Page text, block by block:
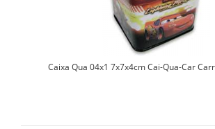
Caixa Qua 04x1 7x7x4cm Cai-Qua-Car